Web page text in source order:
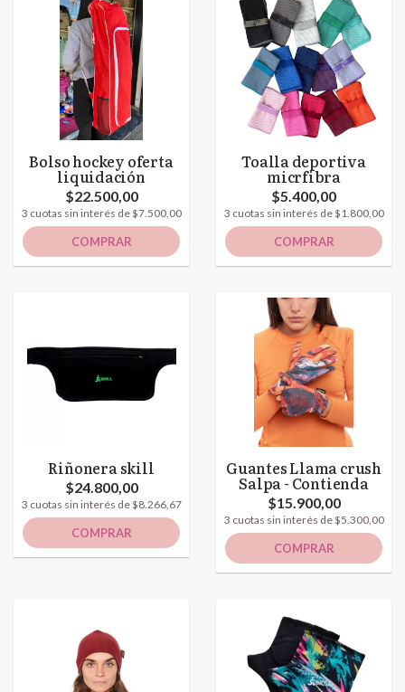
Bolso hockey oferta
liquidación
$22.500,00
3 cuotas sin interés de $7.500,00
COMPRAR
Toalla deportiva
micrfibra
$5.400,00
3 cuotas sin interés de $1.800,00
COMPRAR
Riñonera skill
$24.800,00
3 cuotas sin interés de $8.266,67
COMPRAR
Guantes Llama crush
Salpa - Contienda
$15.900,00
3 cuotas sin interés de $5.300,00
COMPRAR